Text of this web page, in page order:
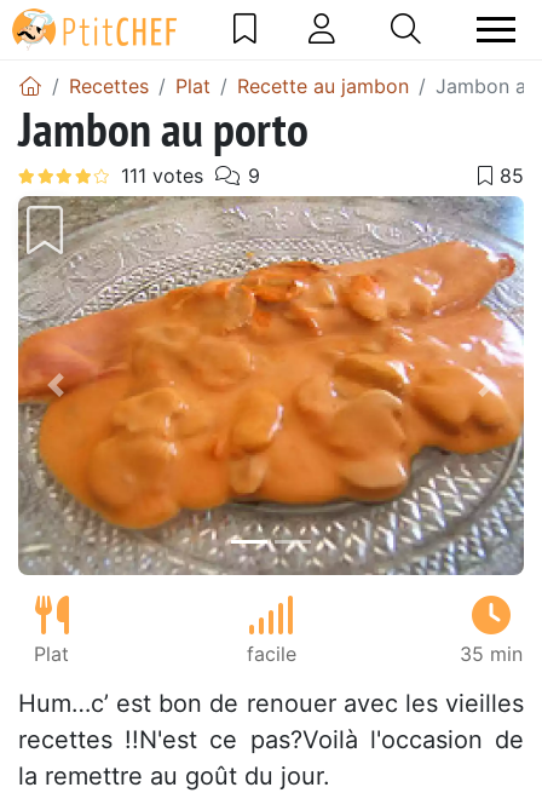
Recettes Plat Recette au jambon Jambon
Jambon au porto
Précédent
Plat facile 35 min
Hum…c’ est bon de renouer avec les vieilles
recettes !!N'est ce pas?Voilà l'occasion de
la remettre au goût du jour.